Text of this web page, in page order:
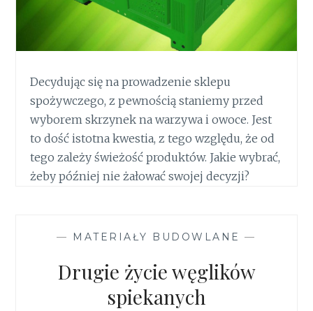
Decydując się na prowadzenie sklepu
spożywczego, z pewnością staniemy przed
wyborem skrzynek na warzywa i owoce. Jest
to dość istotna kwestia, z tego względu, że od
tego zależy świeżość produktów. Jakie wybrać,
żeby później nie żałować swojej decyzji?
— MATERIAŁY BUDOWLANE —
Drugie życie węglików
spiekanych